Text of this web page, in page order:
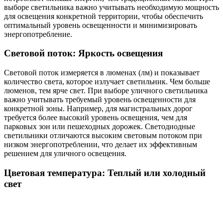
выборе светильника важно учитывать необходимую мощность
для освещения конкретной территории, чтобы обеспечить
оптимальный уровень освещенности и минимизировать
энергопотребление.
Световой поток: Яркость освещения
Световой поток измеряется в люменах (лм) и показывает
количество света, которое излучает светильник. Чем больше
люменов, тем ярче свет. При выборе уличного светильника
важно учитывать требуемый уровень освещенности для
конкретной зоны. Например, для магистральных дорог
требуется более высокий уровень освещения, чем для
парковых зон или пешеходных дорожек. Светодиодные
светильники отличаются высоким световым потоком при
низком энергопотреблении, что делает их эффективным
решением для уличного освещения.
Цветовая температура: Теплый или холодный
свет